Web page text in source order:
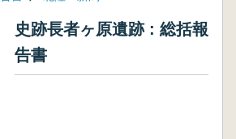
史跡長者ヶ原遺跡 : 総括報
告書